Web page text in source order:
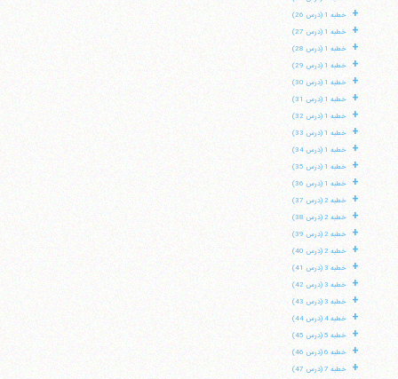
+ خطبه 1 (درس 26)
+ خطبه 1 (درس 27)
+ خطبه 1 (درس 28)
+ خطبه 1 (درس 29)
+ خطبه 1 (درس 30)
+ خطبه 1 (درس 31)
+ خطبه 1 (درس 32)
+ خطبه 1 (درس 33)
+ خطبه 1 (درس 34)
+ خطبه 1 (درس 35)
+ خطبه 1 (درس 36)
+ خطبه 2 (درس 37)
+ خطبه 2 (درس 38)
+ خطبه 2 (درس 39)
+ خطبه 2 (درس 40)
+ خطبه 3 (درس 41)
+ خطبه 3 (درس 42)
+ خطبه 3 (درس 43)
+ خطبه 4 (درس 44)
+ خطبه 5 (درس 45)
+ خطبه 6 (درس 46)
+ خطبه 7 (درس 47)